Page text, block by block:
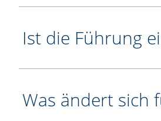
Ist die Führung
Was ändert sich